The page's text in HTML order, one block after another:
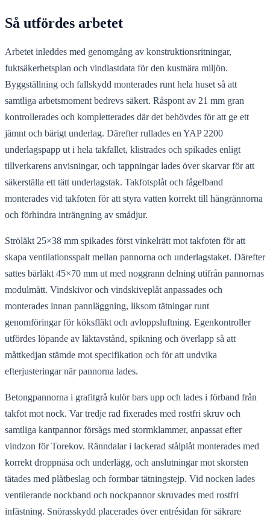
Så utfördes arbetet
Arbetet inleddes med genomgång av konstruktionsritningar,
fuktsäkerhetsplan och vindlastdata för den kustnära miljön.
Byggställning och fallskydd monterades runt hela huset så att
samtliga arbetsmoment bedrevs säkert. Råspont av 21 mm gran
kontrollerades och kompletterades där det behövdes för att ge ett
jämnt och bärigt underlag. Därefter rullades en YAP 2200
underlagspapp ut i hela takfallet, klistrades och spikades enligt
tillverkarens anvisningar, och tappningar lades över skarvar för att
säkerställa ett tätt underlagstak. Takfotsplåt och fågelband
monterades vid takfoten för att styra vatten korrekt till hängrännorna
och förhindra inträngning av smådjur.
Ströläkt 25×38 mm spikades först vinkelrätt mot takfoten för att
skapa ventilationsspalt mellan pannorna och underlagstaket. Därefter
sattes bärläkt 45×70 mm ut med noggrann delning utifrån pannornas
modulmått. Vindskivor och vindskiveplåt anpassades och
monterades innan pannläggning, liksom tätningar runt
genomföringar för köksfläkt och avloppsluftning. Egenkontroller
utfördes löpande av läktavstånd, spikning och överlapp så att
måttkedjan stämde mot specifikation och för att undvika
efterjusteringar när pannorna lades.
Betongpannorna i grafitgrå kulör bars upp och lades i förband från
takfot mot nock. Var tredje rad fixerades med rostfri skruv och
samtliga kantpannor försågs med stormklammer, anpassat efter
vindzon för Torekov. Ränndalar i lackerad stålplåt monterades med
korrekt droppnäsa och underlägg, och anslutningar mot skorsten
tätades med plåtbeslag och formbar tätningstejp. Vid nocken lades
ventilerande nockband och nockpannor skruvades med rostfri
infästning. Snörasskydd placerades över entrésidan för säkrare